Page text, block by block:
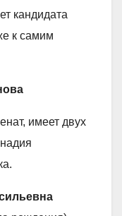
кандидата
к самим
имеет двух